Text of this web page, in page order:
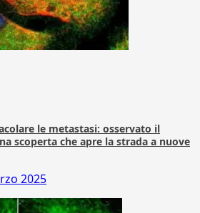
le metastasi: osservato il
scoperta che apre la strada a nuove
2025